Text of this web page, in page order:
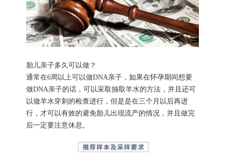
胎儿亲子多久可以做？
通常在6周以上可以做DNA亲子，如果在怀孕期间想要
做DNA亲子的话，可以采取抽取羊水的方法，并且还可
以做羊水穿刺的检查进行，但是是在三个月以后再进
行，才可以有效的避免胎儿出现流产的情况，并且做完
后一定要注意休息。